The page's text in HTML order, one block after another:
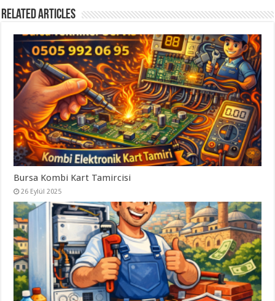
Related Articles
Bursa Kombi Kart Tamircisi
26 Eylül 2025